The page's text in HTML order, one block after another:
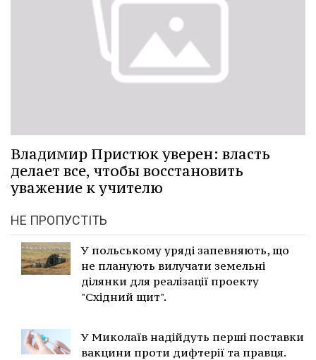
Владимир Пристюк уверен: власть
делает все, чтобы восстановить
уважение к учителю
НЕ ПРОПУСТІТЬ
У польському уряді запевняють, що
не планують вилучати земельні
ділянки для реалізації проекту
"Східний щит".
У Миколаїв надійдуть перші поставки
вакцини проти дифтерії та правця.